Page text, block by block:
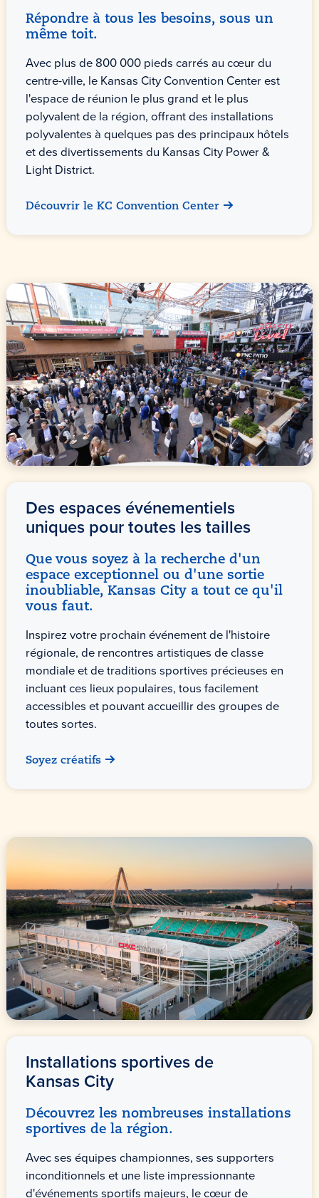
Répondre à tous les besoins, sous un
même toit.
Avec plus de 800 000 pieds carrés au cœur du
centre-ville, le Kansas City Convention Center est
l'espace de réunion le plus grand et le plus
polyvalent de la région, offrant des installations
polyvalentes à quelques pas des principaux hôtels
et des divertissements du Kansas City Power &
Light District.
Découvrir le KC Convention Center
Des espaces événementiels
uniques pour toutes les tailles
Que vous soyez à la recherche d'un
espace exceptionnel ou d'une sortie
inoubliable, Kansas City a tout ce qu'il
vous faut.
Inspirez votre prochain événement de l'histoire
régionale, de rencontres artistiques de classe
mondiale et de traditions sportives précieuses en
incluant ces lieux populaires, tous facilement
accessibles et pouvant accueillir des groupes de
toutes sortes.
Soyez créatifs
Installations sportives de
Kansas City
Découvrez les nombreuses installations
sportives de la région.
Avec ses équipes championnes, ses supporters
inconditionnels et une liste impressionnante
d'événements sportifs majeurs, le cœur de